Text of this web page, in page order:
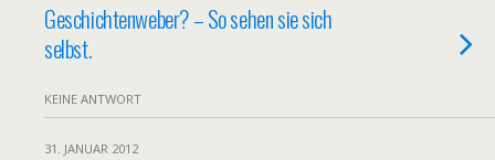
Geschichtenweber? – So sehen sie sich
selbst.
KEINE ANTWORT
31. JANUAR 2012